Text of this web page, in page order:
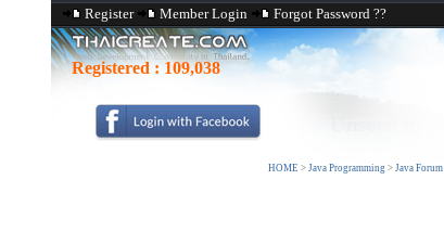
Register Member Login Forgot Password ??
Registered : 109,038
HOME > Java Programming > Java Forum